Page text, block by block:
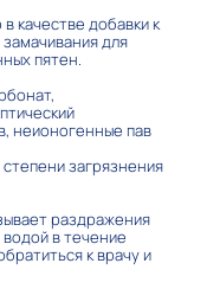
качестве добавки к
для
пятен.
неионогенные пав
загрязнения
раздражения
водой в течение
к врачу и